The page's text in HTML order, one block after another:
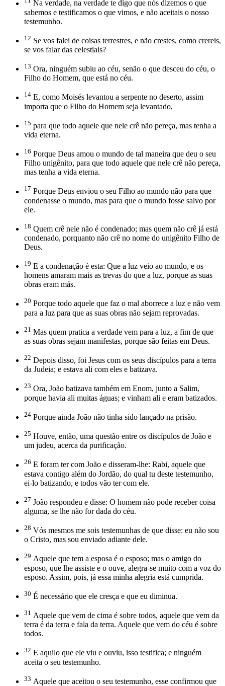
Na verdade, na verdade te digo que nós dizemos o que
sabemos e testificamos o que vimos, e não aceitais o nosso
testemunho.
12 Se vos falei de coisas terrestres, e não crestes, como crereis,
se vos falar das celestiais?
13 Ora, ninguém subiu ao céu, senão o que desceu do céu, o
Filho do Homem, que está no céu.
14 E, como Moisés levantou a serpente no deserto, assim
importa que o Filho do Homem seja levantado,
15 para que todo aquele que nele crê não pereça, mas tenha a
vida eterna.
16 Porque Deus amou o mundo de tal maneira que deu o seu
Filho unigênito, para que todo aquele que nele crê não pereça,
mas tenha a vida eterna.
17 Porque Deus enviou o seu Filho ao mundo não para que
condenasse o mundo, mas para que o mundo fosse salvo por
ele.
18 Quem crê nele não é condenado; mas quem não crê já está
condenado, porquanto não crê no nome do unigênito Filho de
Deus.
19 E a condenação é esta: Que a luz veio ao mundo, e os
homens amaram mais as trevas do que a luz, porque as suas
obras eram más.
20 Porque todo aquele que faz o mal aborrece a luz e não vem
para a luz para que as suas obras não sejam reprovadas.
21 Mas quem pratica a verdade vem para a luz, a fim de que
as suas obras sejam manifestas, porque são feitas em Deus.
22 Depois disso, foi Jesus com os seus discípulos para a terra
da Judeia; e estava ali com eles e batizava.
23 Ora, João batizava também em Enom, junto a Salim,
porque havia ali muitas águas; e vinham ali e eram batizados.
24 Porque ainda João não tinha sido lançado na prisão.
25 Houve, então, uma questão entre os discípulos de João e
um judeu, acerca da purificação.
26 E foram ter com João e disseram-lhe: Rabi, aquele que
estava contigo além do Jordão, do qual tu deste testemunho,
ei-lo batizando, e todos vão ter com ele.
27 João respondeu e disse: O homem não pode receber coisa
alguma, se lhe não for dada do céu.
28 Vós mesmos me sois testemunhas de que disse: eu não sou
o Cristo, mas sou enviado adiante dele.
29 Aquele que tem a esposa é o esposo; mas o amigo do
esposo, que lhe assiste e o ouve, alegra-se muito com a voz do
esposo. Assim, pois, já essa minha alegria está cumprida.
30 É necessário que ele cresça e que eu diminua.
31 Aquele que vem de cima é sobre todos, aquele que vem da
terra é da terra e fala da terra. Aquele que vem do céu é sobre
todos.
32 E aquilo que ele viu e ouviu, isso testifica; e ninguém
aceita o seu testemunho.
33 Aquele que aceitou o seu testemunho, esse confirmou que